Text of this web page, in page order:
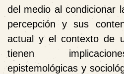
del medio al condicionar
percepción y sus
actual y el contexto de
tienen
epistemológicas y